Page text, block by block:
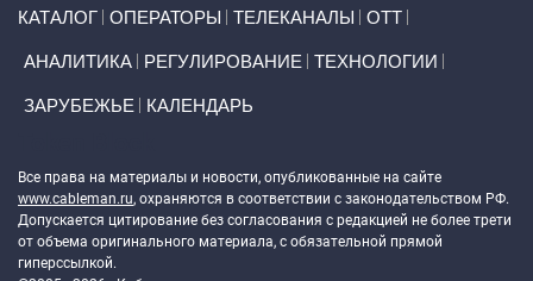
КАТАЛОГ ОПЕРАТОРЫ ТЕЛЕКАНАЛЫ ОТТ
АНАЛИТИКА РЕГУЛИРОВАНИЕ ТЕХНОЛОГИИ
ЗАРУБЕЖЬЕ КАЛЕНДАРЬ
Все права на материалы и новости, опубликованные на сайте
www.cableman.ru, охраняются в соответствии с законодательством РФ.
Допускается цитирование без согласования с редакцией не более трети
от объема оригинального материала, с обязательной прямой
гиперссылкой.